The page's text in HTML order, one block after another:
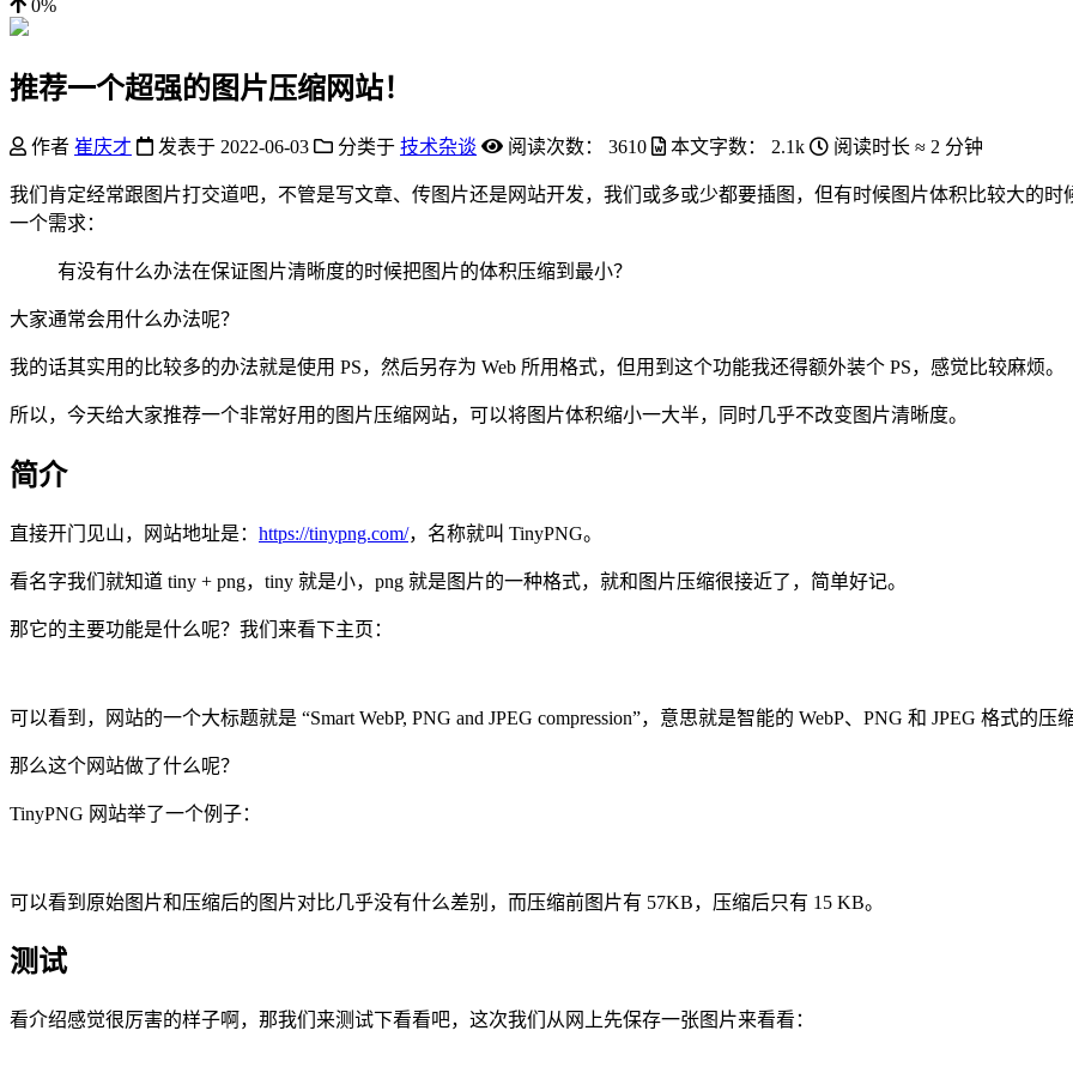
0%
推荐一个超强的图片压缩网站！
作者 崔庆才 发表于 2022-06-03 分类于 技术杂谈 阅读次数： 3610 本文字数： 2.1k 阅读时长 ≈ 2 分钟
我们肯定经常跟图片打交道吧，不管是写文章、传图片还是网站开发，我们或多或少都要插图，但有时候图片体积比较大的
一个需求：
有没有什么办法在保证图片清晰度的时候把图片的体积压缩到最小？
大家通常会用什么办法呢？
我的话其实用的比较多的办法就是使用 PS，然后另存为 Web 所用格式，但用到这个功能我还得额外装个 PS，感觉比较麻烦。
所以，今天给大家推荐一个非常好用的图片压缩网站，可以将图片体积缩小一大半，同时几乎不改变图片清晰度。
简介
直接开门见山，网站地址是： https://tinypng.com/，名称就叫 TinyPNG。
看名字我们就知道 tiny + png，tiny 就是小，png 就是图片的一种格式，就和图片压缩很接近了，简单好记。
那它的主要功能是什么呢？我们来看下主页：
可以看到，网站的一个大标题就是 “Smart WebP, PNG and JPEG compression”，意思就是智能的 WebP、PNG 和 JPEG 格式的压
那么这个网站做了什么呢？
TinyPNG 网站举了一个例子：
可以看到原始图片和压缩后的图片对比几乎没有什么差别，而压缩前图片有 57KB，压缩后只有 15 KB。
测试
看介绍感觉很厉害的样子啊，那我们来测试下看看吧，这次我们从网上先保存一张图片来看看：